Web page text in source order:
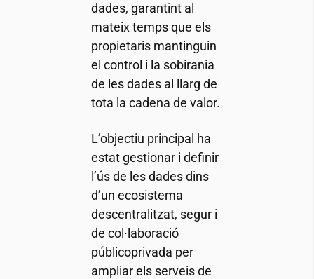
dades, garantint al
mateix temps que els
propietaris mantinguin
el control i la sobirania
de les dades al llarg de
tota la cadena de valor.
L’objectiu principal ha
estat gestionar i definir
l’ús de les dades dins
d’un ecosistema
descentralitzat, segur i
de col·laboració
públicoprivada per
ampliar els serveis de